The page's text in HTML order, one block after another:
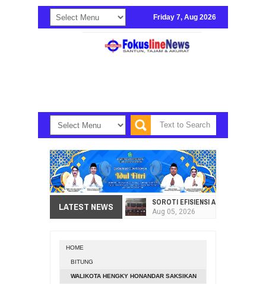
Friday 7, Aug 2026
LATEST NEWS SOROTI EFISIENSI APBD, DPRD
Aug 05, 2026
HOME
BITUNG
WALIKOTA HENGKY HONANDAR SAKSIKAN